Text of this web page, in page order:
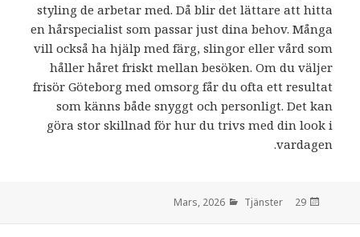
styling de arbetar med. Då blir det lättare att hitta
en hårspecialist som passar just dina behov. Många
vill också ha hjälp med färg, slingor eller vård som
håller håret friskt mellan besöken. Om du väljer
frisör Göteborg med omsorg får du ofta ett resultat
som känns både snyggt och personligt. Det kan
göra stor skillnad för hur du trivs med din look i
vardagen.
den
29 Mars, 2026
Tjänster